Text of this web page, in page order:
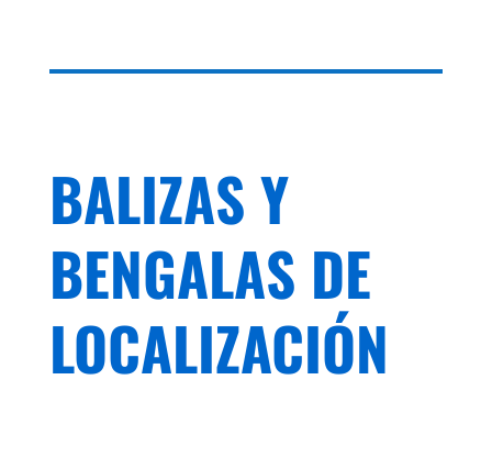
BALIZAS Y
BENGALAS DE
LOCALIZACIÓN